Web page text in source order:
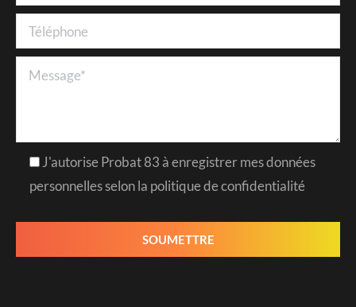
J'autorise Probat 83 à enregistrer mes données
personnelles selon la politique de confidentialité